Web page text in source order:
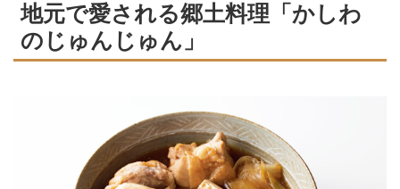
地元で愛される郷土料理「かしわ
のじゅんじゅん」